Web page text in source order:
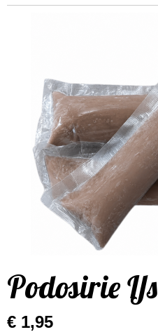
Podosirie IJs
€ 1,95